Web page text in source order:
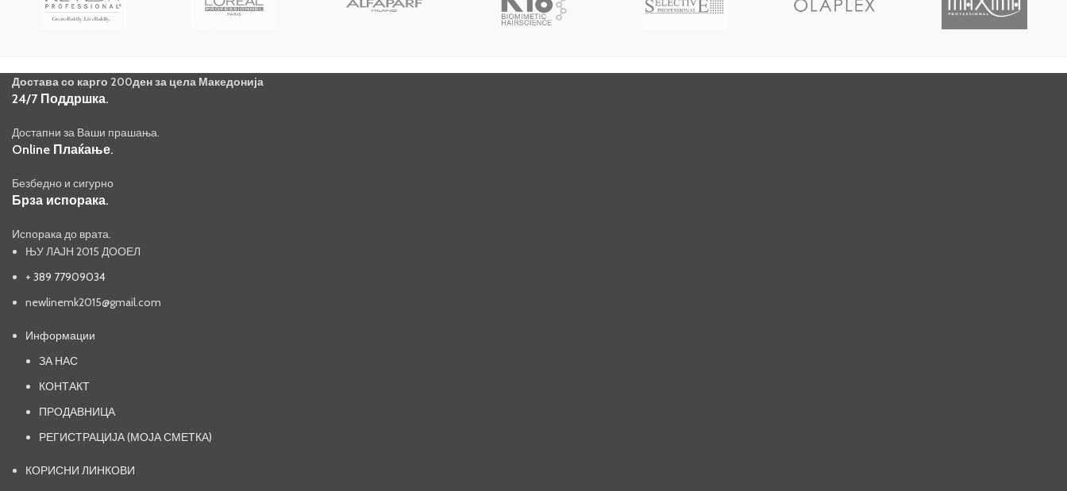
Достава со карго 200ден за цела Македонија
24/7 Поддршка.
Достапни за Ваши прашања.
Online Плаќање.
Безбедно и сигурно
Брза испорака.
Испорака до врата.
ЊУ ЛАЈН 2015 ДООЕЛ
+ 389 77909034
newlinemk2015@gmail.com
Информации
ЗА НАС
КОНТАКТ
ПРОДАВНИЦА
РЕГИСТРАЦИЈА (МОЈА СМЕТКА)
КОРИСНИ ЛИНКОВИ